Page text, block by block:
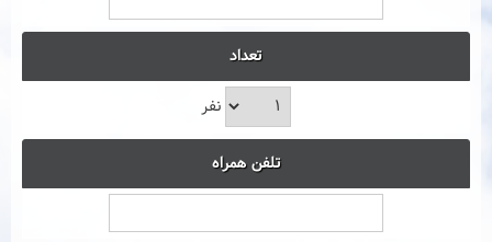
تعداد
نفر
تلفن همراه